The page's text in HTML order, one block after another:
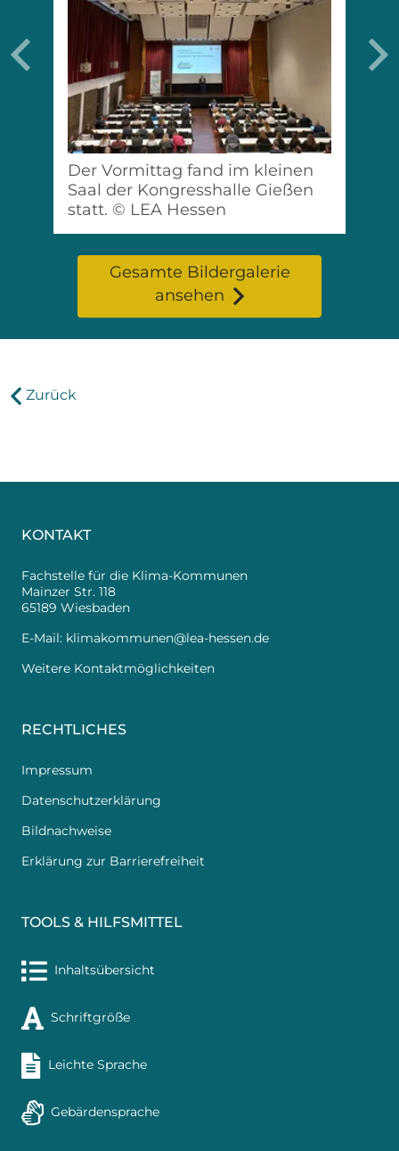
Der Vormittag fand im kleinen
Saal der Kongresshalle Gießen
statt. © LEA Hessen
Previous
Gesamte Bildergalerie
ansehen
Zurück
KONTAKT
Fachstelle für die Klima-Kommunen
Mainzer Str. 118
65189 Wiesbaden
E-Mail: klimakommunen@lea-hessen.de
Weitere Kontaktmöglichkeiten
RECHTLICHES
Impressum
Datenschutzerklärung
Bildnachweise
Erklärung zur Barrierefreiheit
TOOLS & HILFSMITTEL
Inhaltsübersicht
Schriftgröße
Leichte Sprache
Gebärdensprache